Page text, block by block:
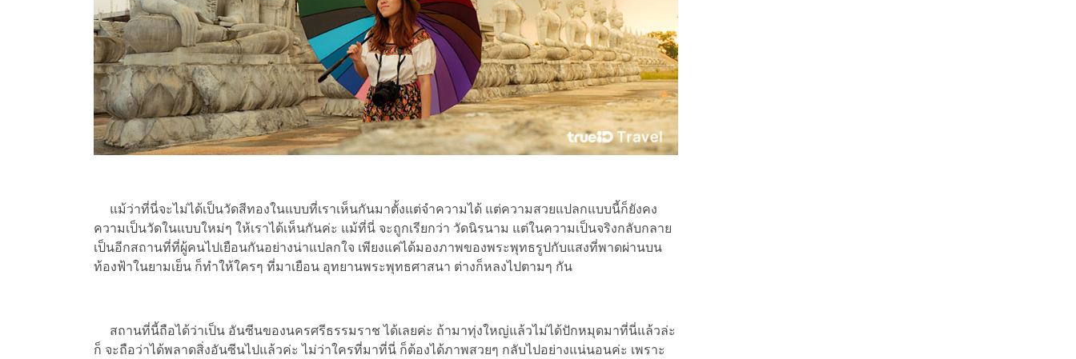
แม้ว่าที่นี่จะไม่ได้เป็นวัดสีทองในแบบที่เราเห็นกันมาตั้งแต่จำความได้ แต่ความสวยแปลกแบบนี้ก็ยังคง
ความเป็นวัดในแบบใหม่ๆ ให้เราได้เห็นกันค่ะ แม้ที่นี่ จะถูกเรียกว่า วัดนิรนาม แต่ในความเป็นจริงกลับกลาย
เป็นอีกสถานที่ที่ผู้คนไปเยือนกันอย่างน่าแปลกใจ เพียงแค่ได้มองภาพของพระพุทธรูปกับแสงที่พาดผ่านบน
ท้องฟ้าในยามเย็น ก็ทำให้ใครๆ ที่มาเยือน อุทยานพระพุทธศาสนา ต่างก็หลงไปตามๆ กัน
สถานที่นี้ถือได้ว่าเป็น อันซีนของนครศรีธรรมราช ได้เลยค่ะ ถ้ามาทุ่งใหญ่แล้วไม่ได้ปักหมุดมาที่นี่แล้วล่ะ
ก็ จะถือว่าได้พลาดสิ่งอันซีนไปแล้วค่ะ ไม่ว่าใครที่มาที่นี่ ก็ต้องได้ภาพสวยๆ กลับไปอย่างแน่นอนค่ะ เพราะ